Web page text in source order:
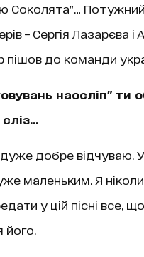
Соколята"…
– Сергія Лазарєва
пішов до команди
наосліп" ти
дуже добре
маленьким. Я ніколи
у цій пісні все,